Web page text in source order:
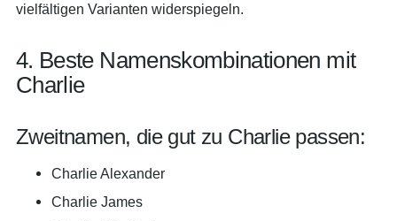
vielfältigen Varianten widerspiegeln.
4. Beste Namenskombinationen mit
Charlie
Zweitnamen, die gut zu Charlie passen:
Charlie Alexander
Charlie James